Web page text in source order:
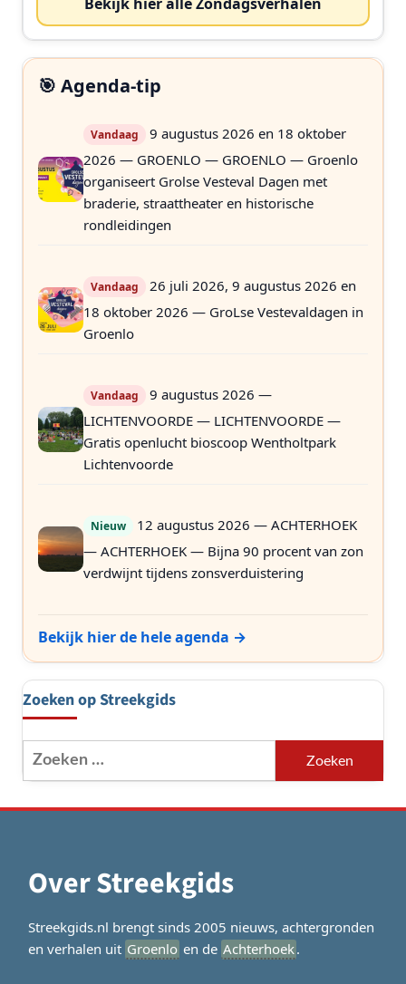
🎯 Agenda-tip
Vandaag
9 augustus 2026 en 18 oktober
2026 — GROENLO — GROENLO — Groenlo
organiseert Grolse Vesteval Dagen met
braderie, straattheater en historische
rondleidingen
Vandaag
26 juli 2026, 9 augustus 2026 en
18 oktober 2026 — GroLse Vestevaldagen in
Groenlo
Vandaag
9 augustus 2026 —
LICHTENVOORDE — LICHTENVOORDE —
Gratis openlucht bioscoop Wentholtpark
Lichtenvoorde
Nieuw
12 augustus 2026 — ACHTERHOEK
— ACHTERHOEK — Bijna 90 procent van zon
verdwijnt tijdens zonsverduistering
Bekijk hier de hele agenda →
Zoeken op Streekgids
Zoeken
naar:
Over Streekgids
Streekgids.nl brengt sinds 2005 nieuws, achtergronden
en verhalen uit Groenlo en de Achterhoek.